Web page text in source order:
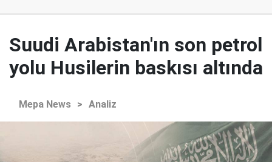
Suudi Arabistan'ın son petrol
yolu Husilerin baskısı altında
Mepa News > Analiz